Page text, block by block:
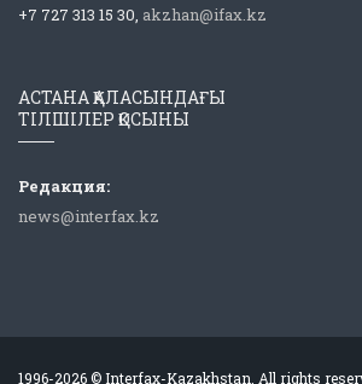
+7 727 313 15 30, akzhan@ifax.kz
АСТАНА ҚАЛАСЫНДАҒЫ
ТІЛШІЛЕР ҚОСЫНЫ
Редакция:
news@interfax.kz
1996-2026 © Interfax-Kazakhstan. All rights